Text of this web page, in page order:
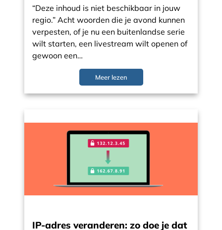
“Deze inhoud is niet beschikbaar in jouw
regio.” Acht woorden die je avond kunnen
verpesten, of je nu een buitenlandse serie
wilt starten, een livestream wilt openen of
gewoon een…
Meer lezen
IP-adres veranderen: zo doe je dat